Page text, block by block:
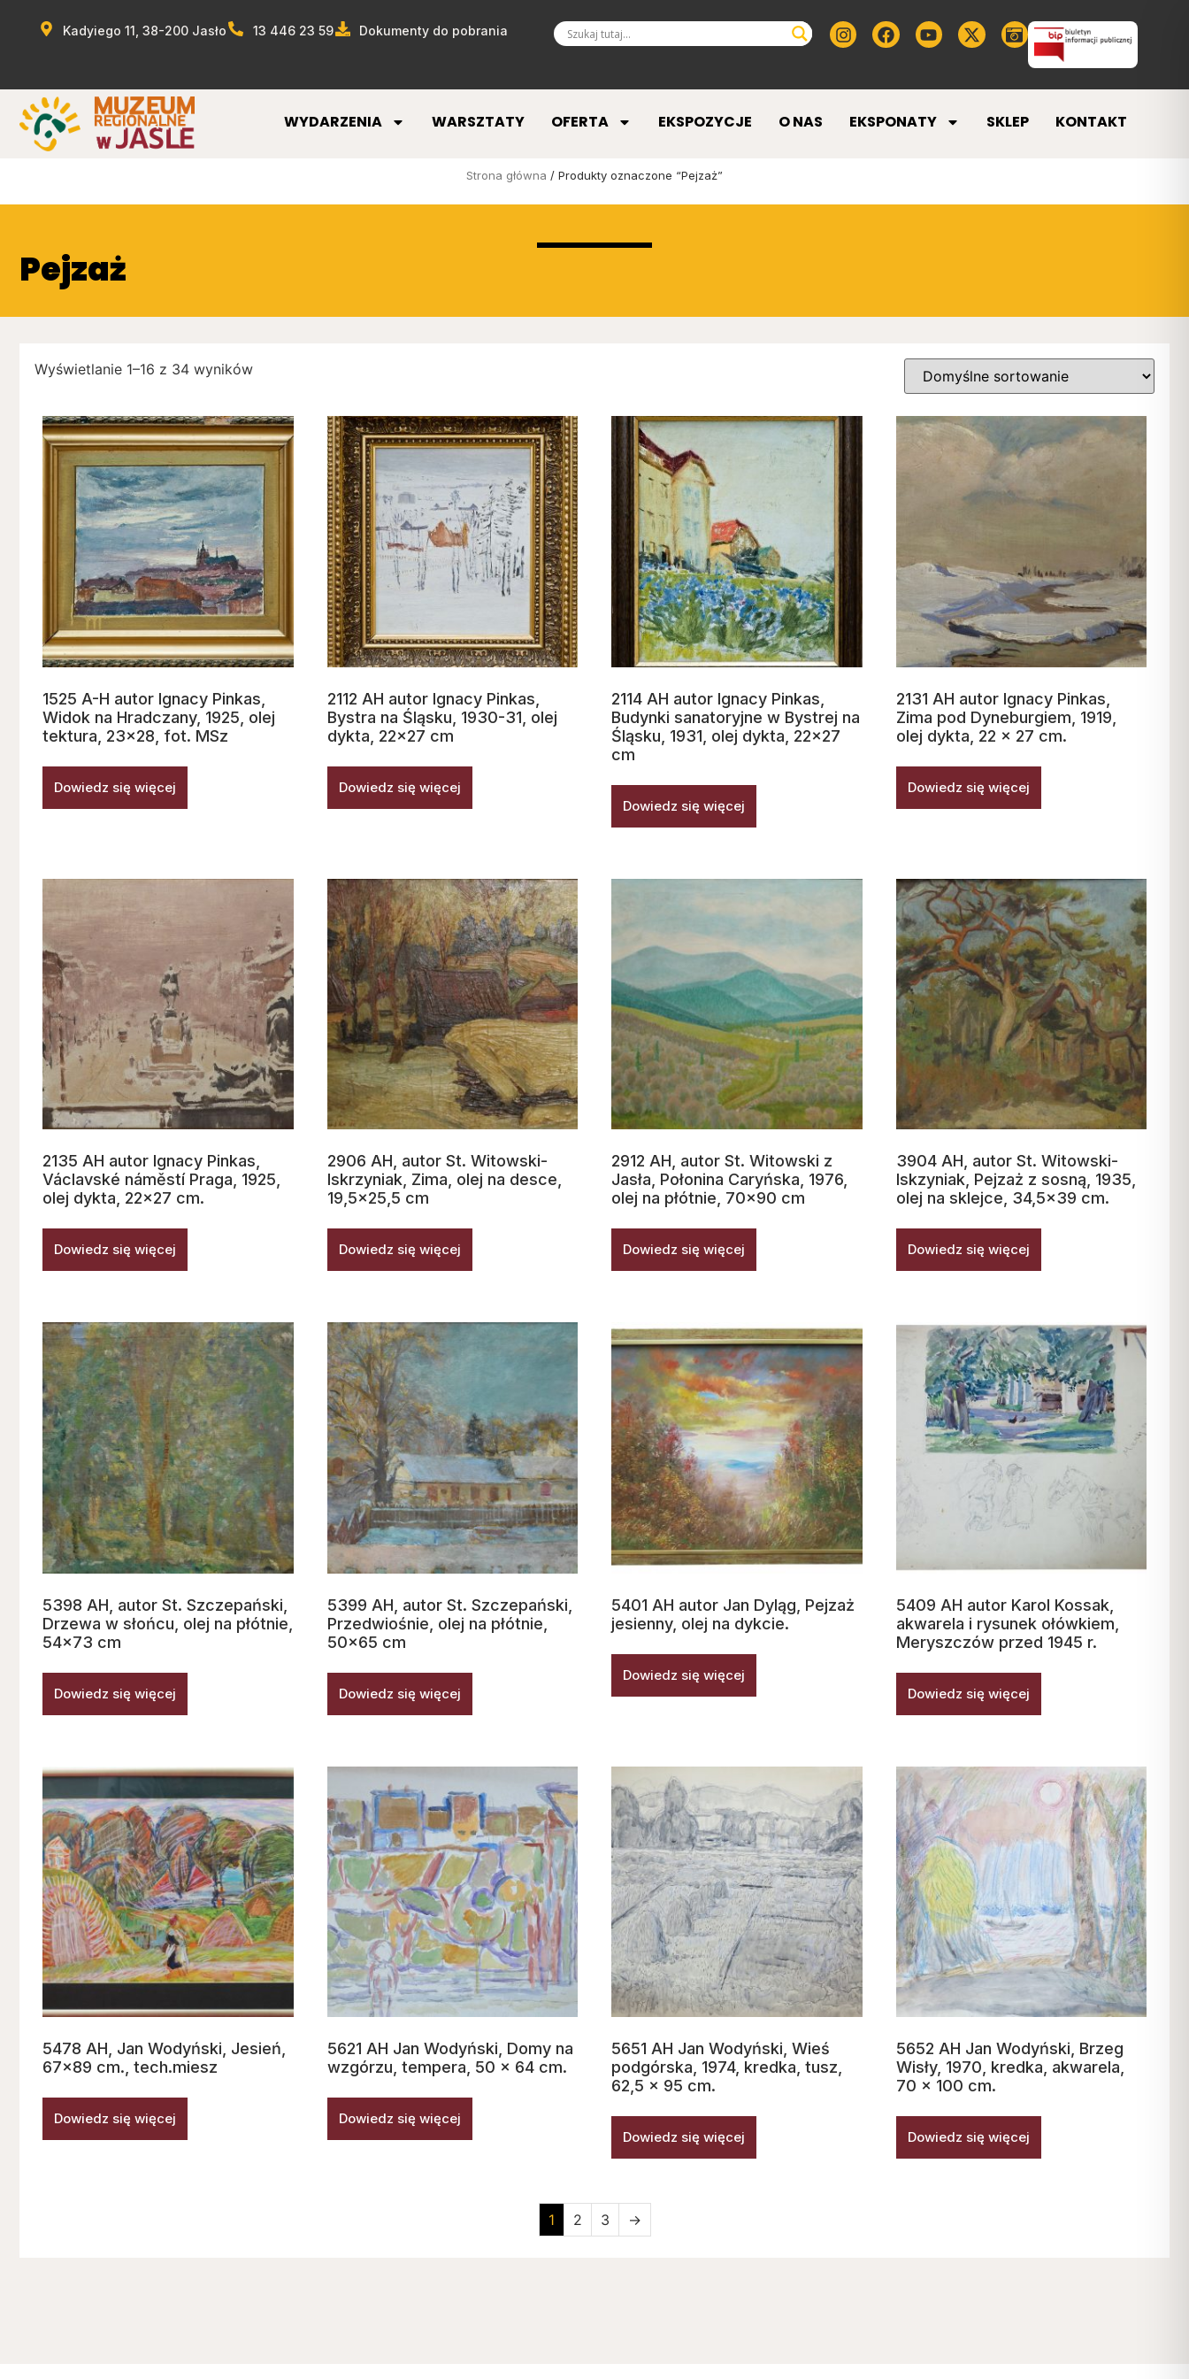
Kadyiego 11, 38-200 Jasło 13 446 23 59 Dokumenty do pobrania
WYDARZENIA WARSZTATY OFERTA EKSPOZYCJE O NAS EKSPONATY SKLEP KONTAKT
Strona główna / Produkty oznaczone “Pejzaż”
Pejzaż
Wyświetlanie 1–16 z 34 wyników
1525 A-H autor Ignacy Pinkas,
Widok na Hradczany, 1925, olej
tektura, 23×28, fot. MSz
Dowiedz się więcej
2112 AH autor Ignacy Pinkas,
Bystra na Śląsku, 1930-31, olej
dykta, 22×27 cm
Dowiedz się więcej
2114 AH autor Ignacy Pinkas,
Budynki sanatoryjne w Bystrej na
Śląsku, 1931, olej dykta, 22×27
cm
Dowiedz się więcej
2131 AH autor Ignacy Pinkas,
Zima pod Dyneburgiem, 1919,
olej dykta, 22 x 27 cm.
Dowiedz się więcej
2135 AH autor Ignacy Pinkas,
Václavské náměstí Praga, 1925,
olej dykta, 22×27 cm.
Dowiedz się więcej
2906 AH, autor St. Witowski-
Iskrzyniak, Zima, olej na desce,
19,5×25,5 cm
Dowiedz się więcej
2912 AH, autor St. Witowski z
Jasła, Połonina Caryńska, 1976,
olej na płótnie, 70×90 cm
Dowiedz się więcej
3904 AH, autor St. Witowski-
Iskzyniak, Pejzaż z sosną, 1935,
olej na sklejce, 34,5×39 cm.
Dowiedz się więcej
5398 AH, autor St. Szczepański,
Drzewa w słońcu, olej na płótnie,
54×73 cm
Dowiedz się więcej
5399 AH, autor St. Szczepański,
Przedwiośnie, olej na płótnie,
50×65 cm
Dowiedz się więcej
5401 AH autor Jan Dyląg, Pejzaż
jesienny, olej na dykcie.
Dowiedz się więcej
5409 AH autor Karol Kossak,
akwarela i rysunek ołówkiem,
Meryszczów przed 1945 r.
Dowiedz się więcej
5478 AH, Jan Wodyński, Jesień,
67×89 cm., tech.miesz
Dowiedz się więcej
5621 AH Jan Wodyński, Domy na
wzgórzu, tempera, 50 x 64 cm.
Dowiedz się więcej
5651 AH Jan Wodyński, Wieś
podgórska, 1974, kredka, tusz,
62,5 x 95 cm.
Dowiedz się więcej
5652 AH Jan Wodyński, Brzeg
Wisły, 1970, kredka, akwarela,
70 x 100 cm.
Dowiedz się więcej
1 2 3 →